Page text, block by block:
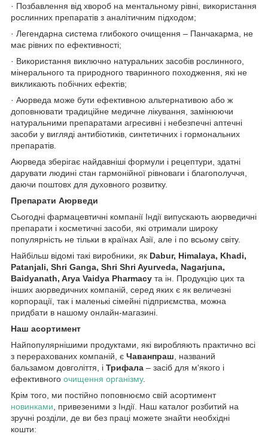
· Позбавлення від хвороб на ментальному рівні, використання
рослинних препаратів з аналітичним підходом;
· Легендарна система глибокого очищення – Панчакарма, не
має рівних по ефективності;
· Використання виключно натуральних засобів рослинного,
мінерального та природного тваринного походження, які не
викликають побічних ефектів;
· Аюрведа може бути ефективною альтернативою або ж
доповнювати традиційне медичне лікування, замінюючи
натуральними препаратами агресивні і небезпечні аптечні
засоби у вигляді антибіотиків, синтетичних і гормональних
препаратів.
Аюрведа зберігає найдавніші формули і рецептури, здатні
дарувати людині стан гармонійної рівноваги і благополуччя,
даючи поштовх для духовного розвитку.
Препарати Аюрведи
Сьогодні фармацевтичні компанії Індії випускають аюрведичні
препарати і косметичні засоби, які отримали широку
популярність не тільки в країнах Азії, але і по всьому світу.
Найбільш відомі такі виробники, як Dabur, Himalaya, Khadi,
Patanjali, Shri Ganga, Shri Shri Ayurveda, Nagarjuna,
Baidyanath, Arya Vaidya Pharmacy та ін. Продукцію цих та
інших аюрведичних компаній, серед яких є як величезні
корпорації, так і маленькі сімейні підприємства, можна
придбати в нашому онлайн-магазині.
Наш асортимент
Найпопулярнішими продуктами, які виробляють практично всі
з перерахованих компаній, є Чаванпраш, названий
бальзамом довголіття, і Трифала – засіб для м'якого і
ефективного очищення організму.
Крім того, ми постійно поповнюємо свій асортимент
новинками, привезеними з Індії. Наш каталог розбитий на
зручні розділи, де ви без праці можете знайти необхідні
кошти: